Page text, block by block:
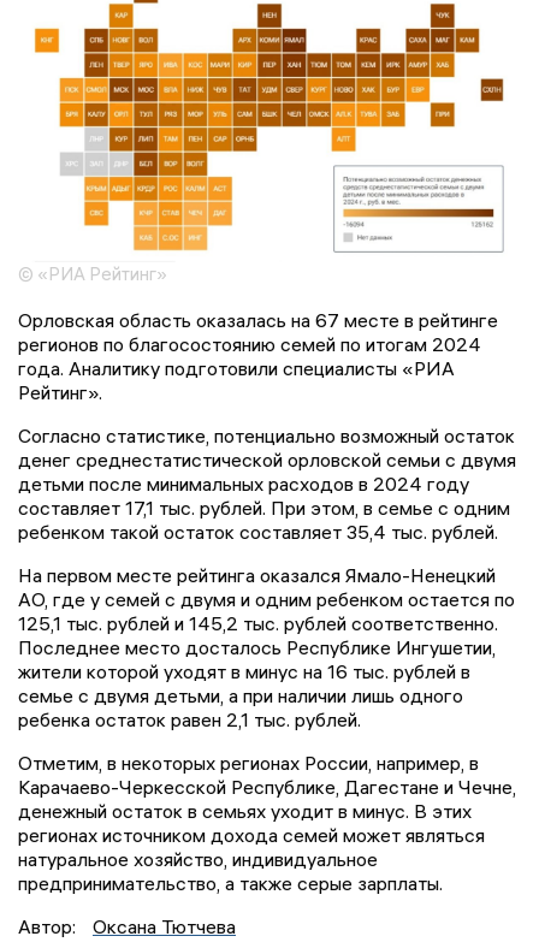
© «РИА Рейтинг»
Орловская область оказалась на 67 месте в рейтинге
регионов по благосостоянию семей по итогам 2024
года. Аналитику подготовили специалисты «РИА
Рейтинг».
Согласно статистике, потенциально возможный остаток
денег среднестатистической орловской семьи с двумя
детьми после минимальных расходов в 2024 году
составляет 17,1 тыс. рублей. При этом, в семье с одним
ребенком такой остаток составляет 35,4 тыс. рублей.
На первом месте рейтинга оказался Ямало-Ненецкий
АО, где у семей с двумя и одним ребенком остается по
125,1 тыс. рублей и 145,2 тыс. рублей соответственно.
Последнее место досталось Республике Ингушетии,
жители которой уходят в минус на 16 тыс. рублей в
семье с двумя детьми, а при наличии лишь одного
ребенка остаток равен 2,1 тыс. рублей.
Отметим, в некоторых регионах России, например, в
Карачаево-Черкесской Республике, Дагестане и Чечне,
денежный остаток в семьях уходит в минус. В этих
регионах источником дохода семей может являться
натуральное хозяйство, индивидуальное
предпринимательство, а также серые зарплаты.
Автор:
Оксана Тютчева